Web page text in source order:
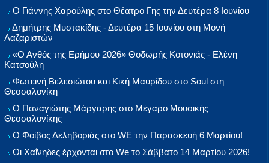
Ο Γιάννης Χαρούλης στο Θέατρο Γης την Δευτέρα 8 Ιουνίου
Δημήτρης Μυστακίδης - Δευτέρα 15 Ιουνίου στη Μονή
Λαζαριστών
«Ο Ανθός της Ερήμου 2026» Θοδωρής Κοτονιάς - Ελένη
Κατσούλη
Φωτεινή Βελεσιώτου και Κική Μαυρίδου στο Soul στη
Θεσσαλονίκη
Ο Παναγιώτης Μάργαρης στο Μέγαρο Μουσικής
Θεσσαλονίκης
Ο Φοίβος Δεληβοριάς στο WE την Παρασκευή 6 Μαρτίου!
Οι Χαΐνηδες έρχονται στο We το Σάββατο 14 Μαρτίου 2026!